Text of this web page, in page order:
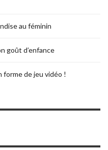
au féminin
goût d’enfance
forme de jeu vidéo !